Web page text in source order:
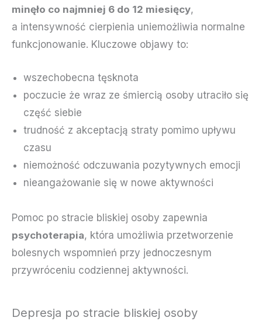
minęło co najmniej 6 do 12 miesięcy,
a intensywność cierpienia uniemożliwia normalne
funkcjonowanie. Kluczowe objawy to:
wszechobecna tęsknota
poczucie że wraz ze śmiercią osoby utraciło się
część siebie
trudność z akceptacją straty pomimo upływu
czasu
niemożność odczuwania pozytywnych emocji
nieangażowanie się w nowe aktywności
Pomoc po stracie bliskiej osoby zapewnia
psychoterapia, która umożliwia przetworzenie
bolesnych wspomnień przy jednoczesnym
przywróceniu codziennej aktywności.
Depresja po stracie bliskiej osoby